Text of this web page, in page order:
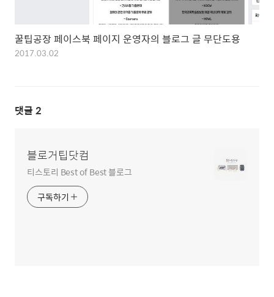
꿀팁공장 페이스북 페이지 운영자의 블로그 글 무단도용
2017.03.02
댓글 2
블로거팁닷컴
티스토리 Best of Best 블로그
구독하기